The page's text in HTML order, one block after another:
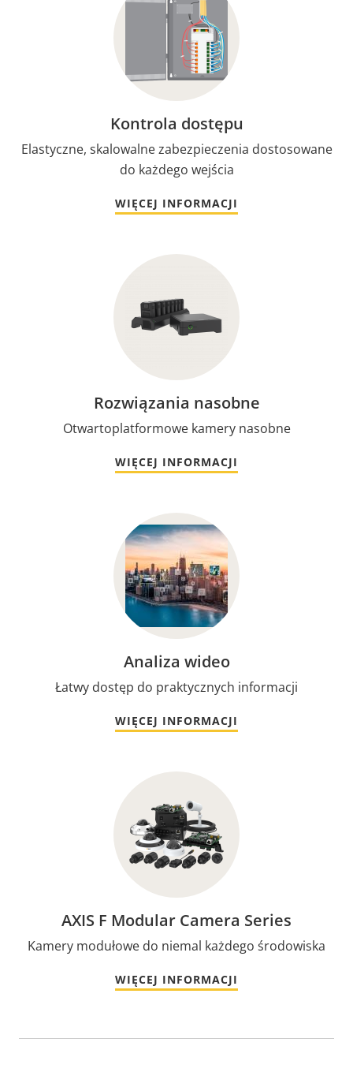
Kontrola dostępu
Elastyczne, skalowalne zabezpieczenia dostosowane
do każdego wejścia
WIĘCEJ INFORMACJI
Rozwiązania nasobne
Otwartoplatformowe kamery nasobne
WIĘCEJ INFORMACJI
Analiza wideo
Łatwy dostęp do praktycznych informacji
WIĘCEJ INFORMACJI
AXIS F Modular Camera Series
Kamery modułowe do niemal każdego środowiska
WIĘCEJ INFORMACJI